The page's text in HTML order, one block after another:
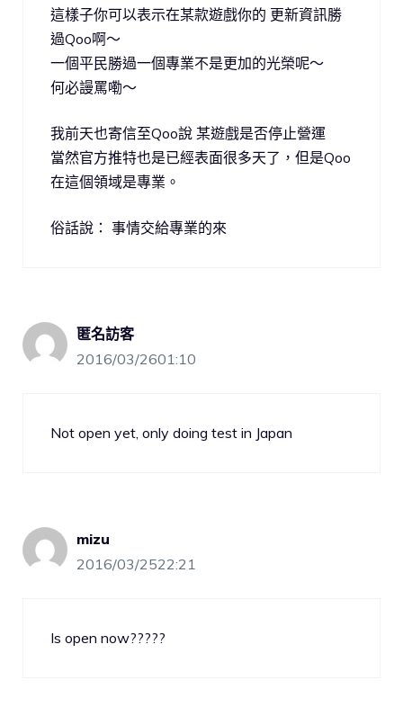
這樣子你可以表示在某款遊戲你的 更新資訊勝
過Qoo啊～
一個平民勝過一個專業不是更加的光榮呢～
何必謾罵嘞～
我前天也寄信至Qoo說 某遊戲是否停止營運
當然官方推特也是已經表面很多天了，但是Qoo
在這個領域是專業。
俗話說： 事情交給專業的來
匿名訪客
2016/03/2601:10
Not open yet, only doing test in Japan
mizu
2016/03/2522:21
Is open now?????